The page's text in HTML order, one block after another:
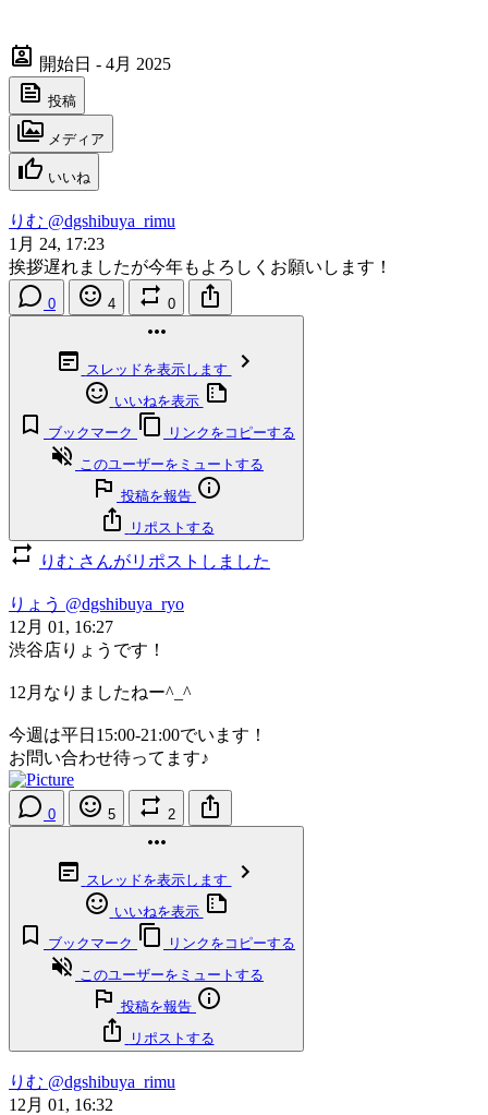
開始日 - 4月 2025
投稿
メディア
いいね
りむ @dgshibuya_rimu
1月 24, 17:23
挨拶遅れましたが今年もよろしくお願いします！
0 4 0
スレッドを表示します
いいねを表示
ブックマーク
リンクをコピーする
このユーザーをミュートする
投稿を報告
リポストする
りむ さんがリポストしました
りょう @dgshibuya_ryo
12月 01, 16:27
渋谷店りょうです！
12月なりましたねー^_^
今週は平日15:00-21:00でいます！
お問い合わせ待ってます♪
0 5 2
スレッドを表示します
いいねを表示
ブックマーク
リンクをコピーする
このユーザーをミュートする
投稿を報告
リポストする
りむ @dgshibuya_rimu
12月 01, 16:32